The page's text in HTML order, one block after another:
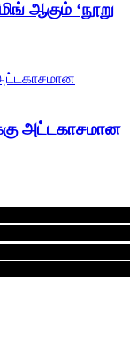
ஆகும் ‘நூறு
அட்டகாசமான